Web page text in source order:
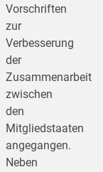
Vorschriften
zur
Verbesserung
der
Zusammenarbeit
zwischen
den
Mitgliedstaaten
angegangen.
Neben